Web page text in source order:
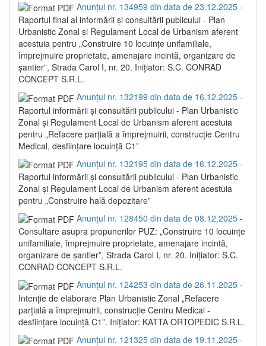
Anunțul nr. 134959 din data de 23.12.2025 -
Raportul final al informării și consultării publicului - Plan
Urbanistic Zonal și Regulament Local de Urbanism aferent
acestuia pentru „Construire 10 locuințe unifamiliale,
împrejmuire proprietate, amenajare incintă, organizare de
șantier”, Strada Carol I, nr. 20. Inițiator: S.C. CONRAD
CONCEPT S.R.L.
Anunțul nr. 132199 din data de 16.12.2025 -
Raportul informării și consultării publicului - Plan Urbanistic
Zonal și Regulament Local de Urbanism aferent acestuia
pentru „Refacere parțială a împrejmuirii, construcție Centru
Medical, desființare locuință C1”
Anunțul nr. 132195 din data de 16.12.2025 -
Raportul informării și consultării publicului - Plan Urbanistic
Zonal și Regulament Local de Urbanism aferent acestuia
pentru „Construire hală depozitare”
Anunțul nr. 128450 din data de 08.12.2025 -
Consultare asupra propunerilor PUZ: „Construire 10 locuințe
unifamiliale, împrejmuire proprietate, amenajare incintă,
organizare de șantier”, Strada Carol I, nr. 20. Inițiator: S.C.
CONRAD CONCEPT S.R.L.
Anunțul nr. 124253 din data de 26.11.2025 -
Intenție de elaborare Plan Urbanistic Zonal „Refacere
parțială a împrejmuirii, construcție Centru Medical -
desființare locuință C1”. Inițiator: KATTA ORTOPEDIC S.R.L.
Anunțul nr. 121325 din data de 19.11.2025 -